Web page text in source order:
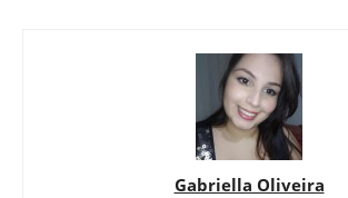
Gabriella Oliveira